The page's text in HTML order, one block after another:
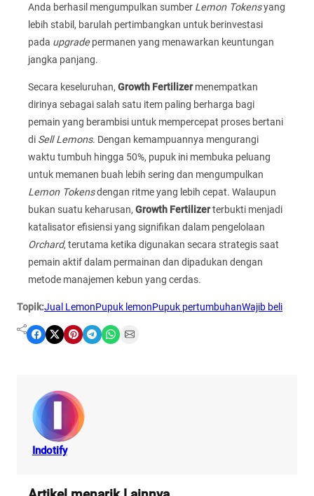
Anda berhasil mengumpulkan sumber Lemon Tokensyang
lebih stabil, barulah pertimbangkan untuk berinvestasi
pada upgradepermanen yang menawarkan keuntungan
jangka panjang.
Secara keseluruhan, Growth Fertilizermenempatkan
dirinya sebagai salah satu item paling berharga bagi
pemain yang berambisi untuk mempercepat proses bertani
di Sell Lemons. Dengan kemampuannya mengurangi
waktu tumbuh hingga 50%, pupuk ini membuka peluang
untuk memanen buah lebih sering dan mengumpulkan
Lemon Tokensdengan ritme yang lebih cepat. Walaupun
bukan suatu keharusan, Growth Fertilizerterbukti menjadi
katalisator efisiensi yang signifikan dalam pengelolaan
Orchard, terutama ketika digunakan secara strategis saat
pemain aktif dalam permainan dan dipadukan dengan
metode manajemen kebun yang cerdas.
Topik:Jual LemonPupuk lemonPupuk pertumbuhanWajib beli
Share on Facebook Share on X Share on Pinterest Share on Telegram Share on WhatsApp Share on Email
Indotify